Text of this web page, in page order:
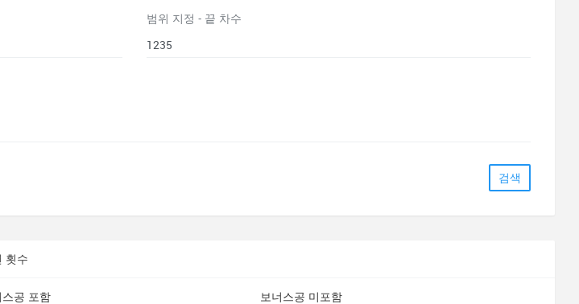
범위 지정 - 끝 차수
검색
횟수
스공 포함 보너스공 미포함